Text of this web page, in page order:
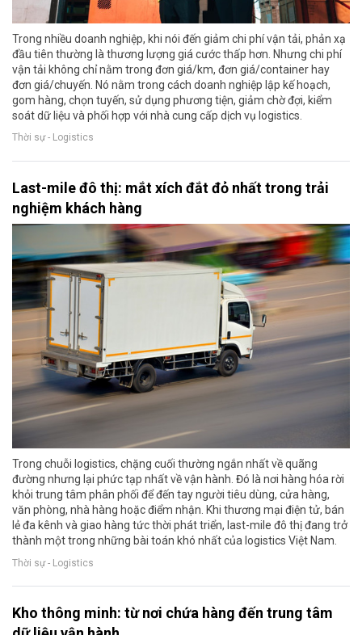
Trong nhiều doanh nghiệp, khi nói đến giảm chi phí vận tải, phản xạ
đầu tiên thường là thương lượng giá cước thấp hơn. Nhưng chi phí
vận tải không chỉ nằm trong đơn giá/km, đơn giá/container hay
đơn giá/chuyến. Nó nằm trong cách doanh nghiệp lập kế hoạch,
gom hàng, chọn tuyến, sử dụng phương tiện, giảm chờ đợi, kiểm
soát dữ liệu và phối hợp với nhà cung cấp dịch vụ logistics.
Thời sự - Logistics
Last-mile đô thị: mắt xích đắt đỏ nhất trong trải
nghiệm khách hàng
Trong chuỗi logistics, chặng cuối thường ngắn nhất về quãng
đường nhưng lại phức tạp nhất về vận hành. Đó là nơi hàng hóa rời
khỏi trung tâm phân phối để đến tay người tiêu dùng, cửa hàng,
văn phòng, nhà hàng hoặc điểm nhận. Khi thương mại điện tử, bán
lẻ đa kênh và giao hàng tức thời phát triển, last-mile đô thị đang trở
thành một trong những bài toán khó nhất của logistics Việt Nam.
Thời sự - Logistics
Kho thông minh: từ nơi chứa hàng đến trung tâm